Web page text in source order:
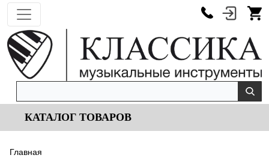
КАТАЛОГ ТОВАРОВ
Главная